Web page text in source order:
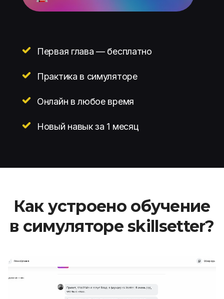
Первая глава — бесплатно
Практика в симуляторе
Онлайн в любое время
Новый навык за 1 месяц
Как устроено обучение
в симуляторе skillsetter?